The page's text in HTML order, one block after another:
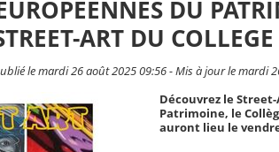
DU
ART DU
le mardi 26 août 2025 09:56 - Mis à jour le mardi
Découvrez le
Patrimoine, le
auront lieu le